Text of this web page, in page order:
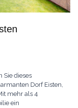
Sie dieses
Dorf Eisten,
mehr als 4
ein